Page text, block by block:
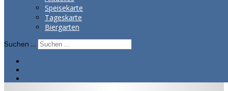
Speisekarte
Tageskarte
Biergarten
Suchen ...